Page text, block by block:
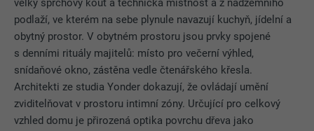
velký sprchový kout a technická místnost a z nadzemního
podlaží, ve kterém na sebe plynule navazují kuchyň, jídelní a
obytný prostor. V obytném prostoru jsou prvky spojené
s denními rituály majitelů: místo pro večerní výhled,
snídaňové okno, zástěna vedle čtenářského křesla.
Architekti ze studia Yonder dokazují, že ovládají umění
zviditelňovat v prostoru intimní zóny. Určující pro celkový
vzhled domu je přirozená optika povrchu dřeva jako